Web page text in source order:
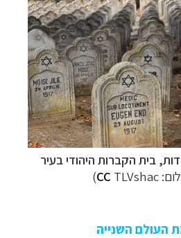
בית הקברות היהודי בעיר
CC TLVshac)
העולם השנייה